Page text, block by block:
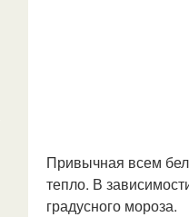
Привычная всем
тепло. В
градусного мороза.